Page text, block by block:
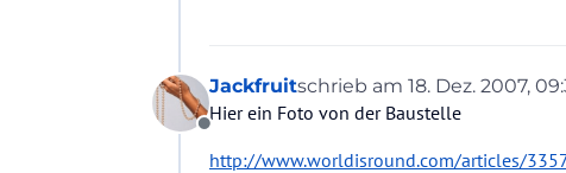
Offline
Jackfruitschrieb am 18. Dez. 2007,
zuletzt editiert von
Hier ein Foto von der Baustelle
http://www.worldisround.com/articles/